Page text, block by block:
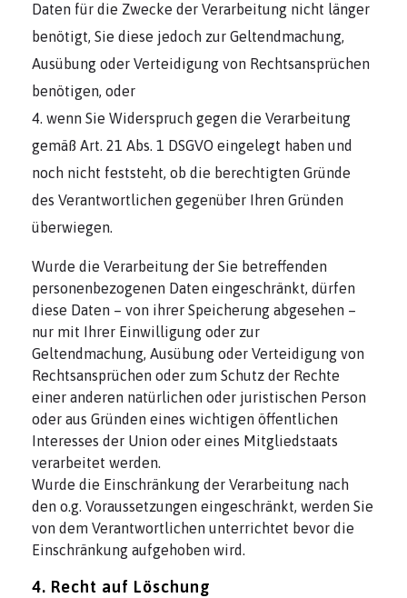
Daten für die Zwecke der Verarbeitung nicht länger
benötigt, Sie diese jedoch zur Geltendmachung,
Ausübung oder Verteidigung von Rechtsansprüchen
benötigen, oder
wenn Sie Widerspruch gegen die Verarbeitung
gemäß Art. 21 Abs. 1 DSGVO eingelegt haben und
noch nicht feststeht, ob die berechtigten Gründe
des Verantwortlichen gegenüber Ihren Gründen
überwiegen.
Wurde die Verarbeitung der Sie betreffenden
personenbezogenen Daten eingeschränkt, dürfen
diese Daten – von ihrer Speicherung abgesehen –
nur mit Ihrer Einwilligung oder zur
Geltendmachung, Ausübung oder Verteidigung von
Rechtsansprüchen oder zum Schutz der Rechte
einer anderen natürlichen oder juristischen Person
oder aus Gründen eines wichtigen öffentlichen
Interesses der Union oder eines Mitgliedstaats
verarbeitet werden.
Wurde die Einschränkung der Verarbeitung nach
den o.g. Voraussetzungen eingeschränkt, werden Sie
von dem Verantwortlichen unterrichtet bevor die
Einschränkung aufgehoben wird.
4. Recht auf Löschung